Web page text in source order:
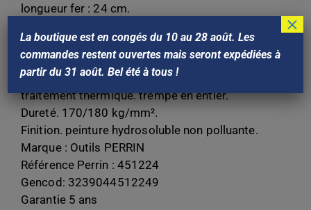
longueur fer : 24 cm.
matière. acier au bore.
fabrication. forgé à chaud.
épaisseur. 2.2 mm.
traitement thermique. trempé en entier.
Dureté. 170/180 kg/mm².
Finition. peinture hydrosoluble non polluante.
Marque : Outils PERRIN
Référence Perrin : 451224
Gencod: 3239044512249
Garantie 5 ans
La boutique est en congés du 10 au 28 août. Les
commandes restent ouvertes mais seront expédiées à
partir du 31 août. Bel été à tous !
×